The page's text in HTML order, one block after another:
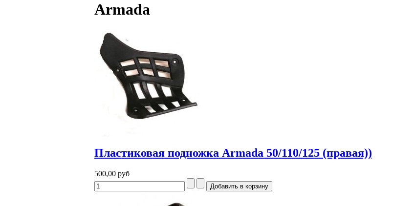
Armada
Пластиковая подножка Armada 50/110/125 (правая))
500,00 руб